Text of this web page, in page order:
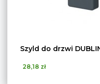
Szyld do drzwi
28,18 zł